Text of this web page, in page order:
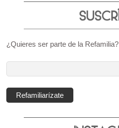
¿Quieres ser parte de la Refamilia?
correo
electrónico:
Refamiliarízate